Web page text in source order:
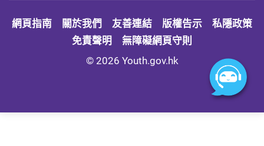
網頁指南 關於我們 友善連結 版權告示
私隱政策
免責聲明
無障礙網頁守則
© 2026 Youth.gov.hk